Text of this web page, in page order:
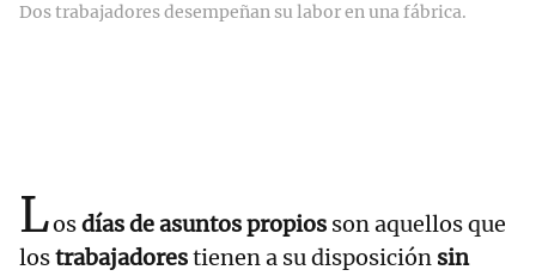
Dos trabajadores desempeñan su labor en una fábrica.
Losdías de asuntos propios son aquellos que
lostrabajadorestienen a su disposición sin